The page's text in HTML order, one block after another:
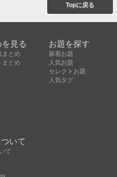
Topに戻る
を見る
まとめ
まとめ
お題を探す
新着お題
人気お題
セレクトお題
人気タグ
いて
て